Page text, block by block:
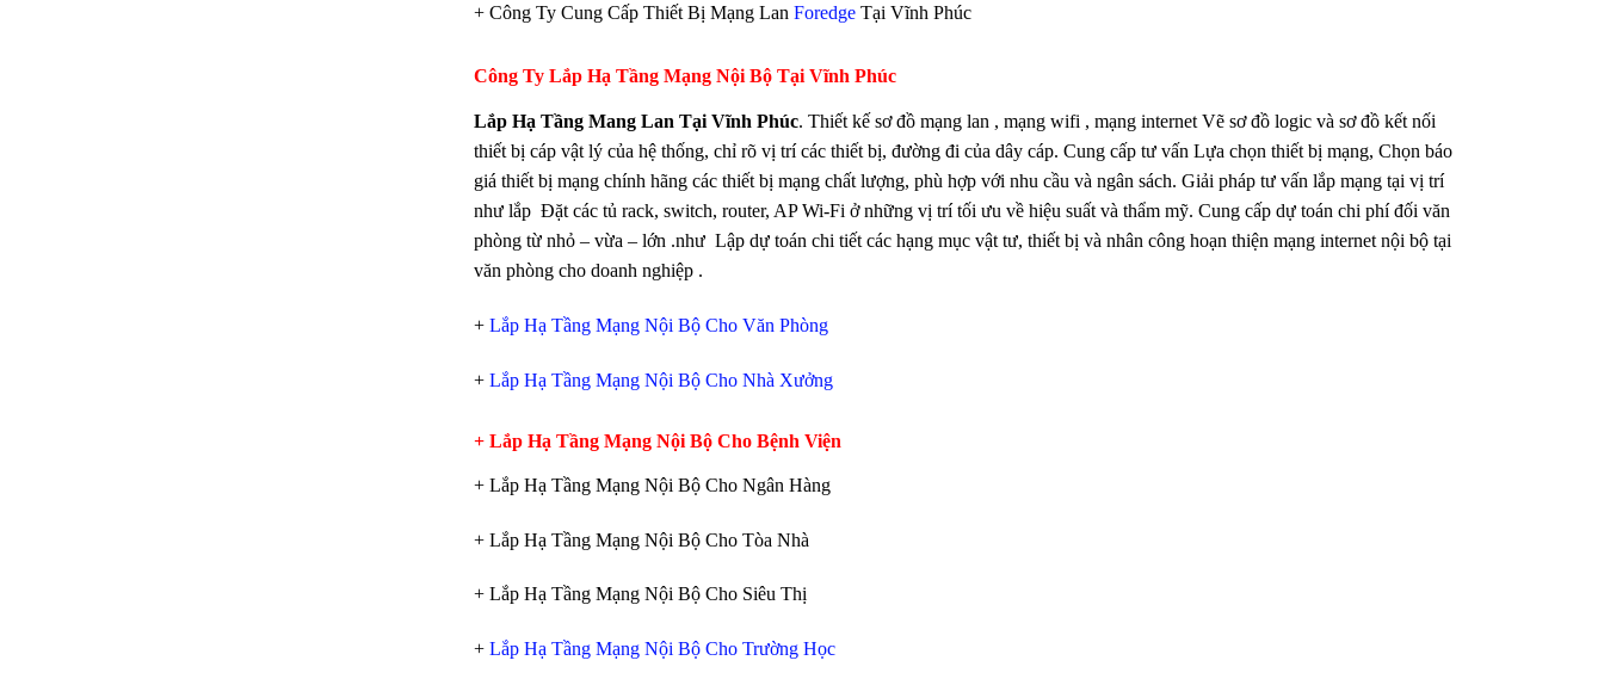
+ Công Ty Cung Cấp Thiết Bị Mạng Lan Foredge Tại Vĩnh Phúc
Công Ty Lắp Hạ Tầng Mạng Nội Bộ Tại Vĩnh Phúc
Lắp Hạ Tầng Mang Lan Tại Vĩnh Phúc. Thiết kế sơ đồ mạng lan , mạng wifi , mạng internet Vẽ sơ đồ logic và sơ đồ kết nối
thiết bị cáp vật lý của hệ thống, chỉ rõ vị trí các thiết bị, đường đi của dây cáp. Cung cấp tư vấn Lựa chọn thiết bị mạng, Chọn báo
giá thiết bị mạng chính hãng các thiết bị mạng chất lượng, phù hợp với nhu cầu và ngân sách. Giải pháp tư vấn lắp mạng tại vị trí
như lắp Đặt các tủ rack, switch, router, AP Wi-Fi ở những vị trí tối ưu về hiệu suất và thẩm mỹ. Cung cấp dự toán chi phí đối văn
phòng từ nhỏ – vừa – lớn .như Lập dự toán chi tiết các hạng mục vật tư, thiết bị và nhân công hoạn thiện mạng internet nội bộ tại
văn phòng cho doanh nghiệp .
+ Lắp Hạ Tầng Mạng Nội Bộ Cho Văn Phòng
+ Lắp Hạ Tầng Mạng Nội Bộ Cho Nhà Xưởng
+ Lắp Hạ Tầng Mạng Nội Bộ Cho Bệnh Viện
+ Lắp Hạ Tầng Mạng Nội Bộ Cho Ngân Hàng
+ Lắp Hạ Tầng Mạng Nội Bộ Cho Tòa Nhà
+ Lắp Hạ Tầng Mạng Nội Bộ Cho Siêu Thị
+ Lắp Hạ Tầng Mạng Nội Bộ Cho Trường Học